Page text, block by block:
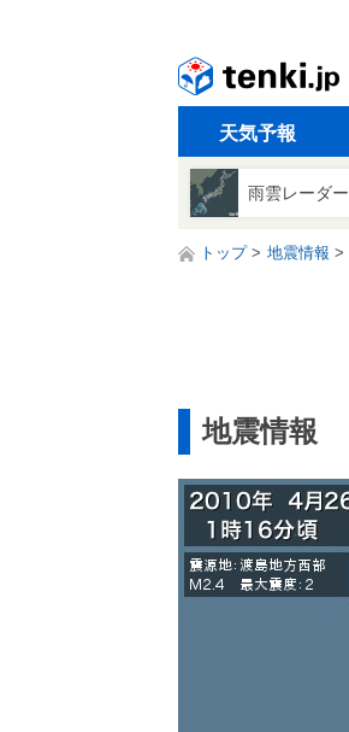
天気予報
雨雲レーダー
トップ 地震情報
地震情報